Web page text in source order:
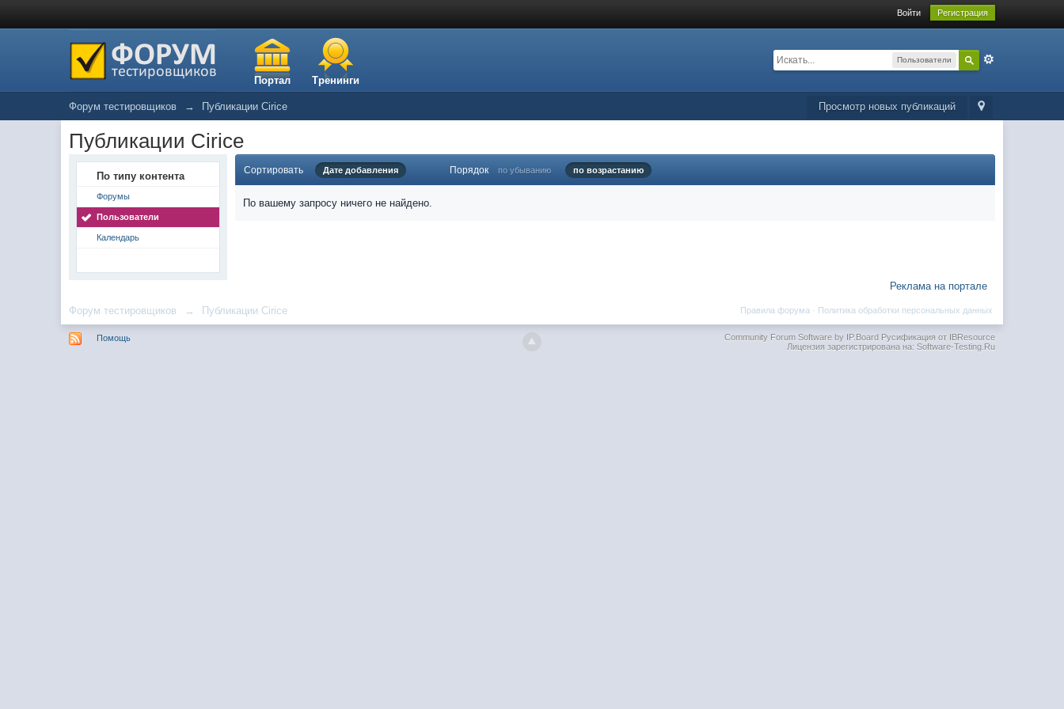
Войти Регистрация
Портал Тренинги
Пользователи
Просмотр новых публикаций
Форум тестировщиков → Публикации Cirice
Публикации Cirice
По типу контента
Форумы
Пользователи
Календарь
Сортировать Дате добавления Порядок по убыванию по возрастанию
По вашему запросу ничего не найдено.
Реклама на портале
Форум тестировщиков → Публикации Cirice Политика обработки персональных данных
Правила форума ·
Помощь Community Forum Software by IP.BoardРусификация от IBResource
Лицензия зарегистрирована на: Software-Testing.Ru